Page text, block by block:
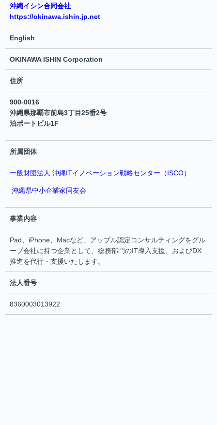
沖縄イシン合同会社
https://okinawa.ishin.jp.net
English
OKINAWA ISHIN Corporation
住所
900-0016
沖縄県那覇市前島3丁目25番2号
泊ポートビル1F
所属団体
一般財団法人 沖縄ITイノベーション戦略センター（ISCO）
沖縄県中小企業家同友会
事業内容
Pad、iPhone、Macなど、アップル認定コンサルティングをグル
ープ会社に持つ企業として、総務部門のIT導入支援、およびDX
推進を代行・支援いたします。
法人番号
8360003013922